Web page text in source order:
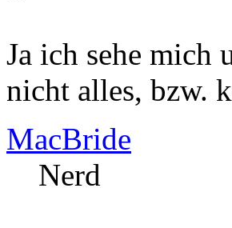
Ja ich sehe mich
nicht alles, bzw.
MacBride
Nerd